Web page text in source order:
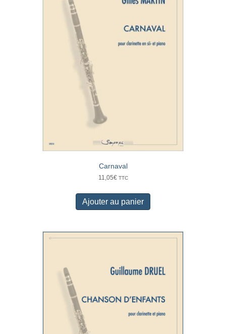
Carnaval
11,05€ TTC
Ajouter au panier